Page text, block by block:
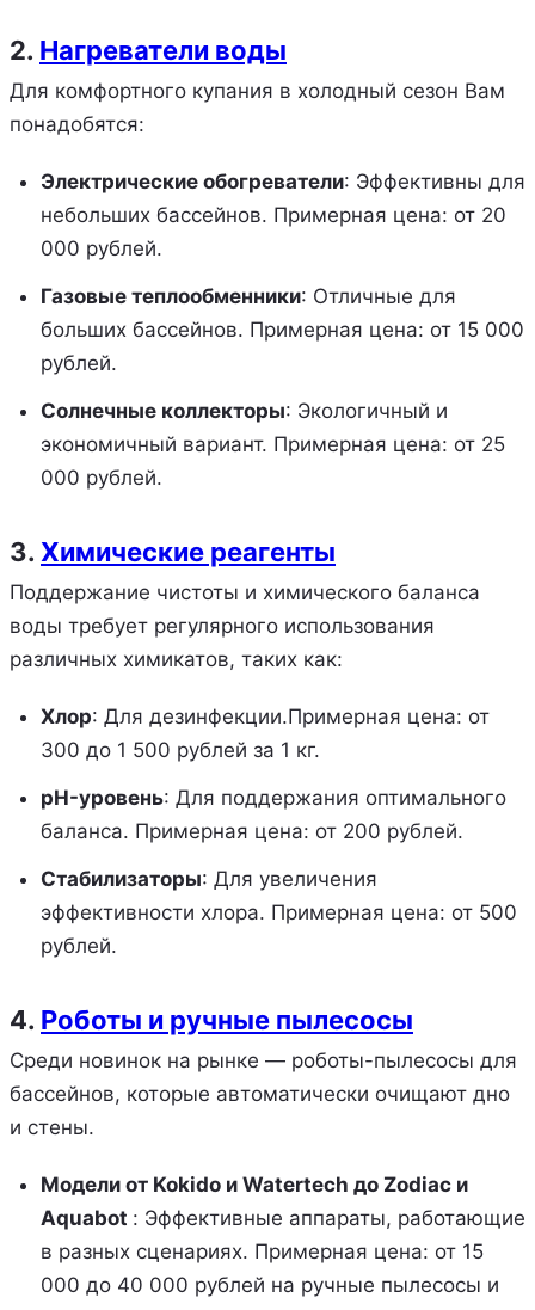
2. Нагреватели воды
Для комфортного купания в холодный сезон Вам
понадобятся:
Электрические обогреватели: Эффективны для
небольших бассейнов. Примерная цена: от 20
000 рублей.
Газовые теплообменники: Отличные для
больших бассейнов. Примерная цена: от 15 000
рублей.
Солнечные коллекторы: Экологичный и
экономичный вариант. Примерная цена: от 25
000 рублей.
3. Химические реагенты
Поддержание чистоты и химического баланса
воды требует регулярного использования
различных химикатов, таких как:
Хлор: Для дезинфекции.Примерная цена: от
300 до 1 500 рублей за 1 кг.
pH-уровень: Для поддержания оптимального
баланса. Примерная цена: от 200 рублей.
Стабилизаторы: Для увеличения
эффективности хлора. Примерная цена: от 500
рублей.
4. Роботы и ручные пылесосы
Среди новинок на рынке — роботы-пылесосы для
бассейнов, которые автоматически очищают дно
и стены.
Модели от Kokido и Watertech до Zodiac и
Aquabot : Эффективные аппараты, работающие
в разных сценариях. Примерная цена: от 15
000 до 40 000 рублей на ручные пылесосы и